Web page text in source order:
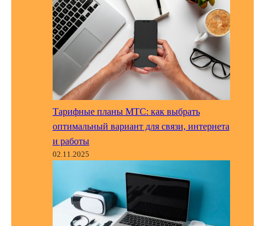
Тарифные планы МТС: как выбрать
оптимальный вариант для связи, интернета
и работы
02.11.2025